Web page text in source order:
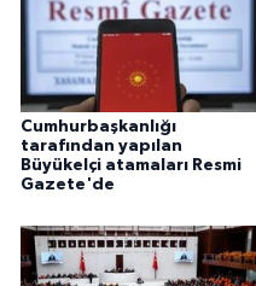
Cumhurbaşkanlığı
tarafından yapılan
Büyükelçi atamaları Resmi
Gazete'de